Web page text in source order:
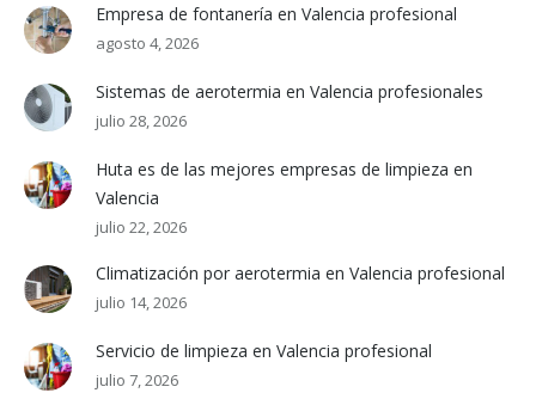
Empresa de fontanería en Valencia profesional
agosto 4, 2026
Sistemas de aerotermia en Valencia profesionales
julio 28, 2026
Huta es de las mejores empresas de limpieza en
Valencia
julio 22, 2026
Climatización por aerotermia en Valencia profesional
julio 14, 2026
Servicio de limpieza en Valencia profesional
julio 7, 2026